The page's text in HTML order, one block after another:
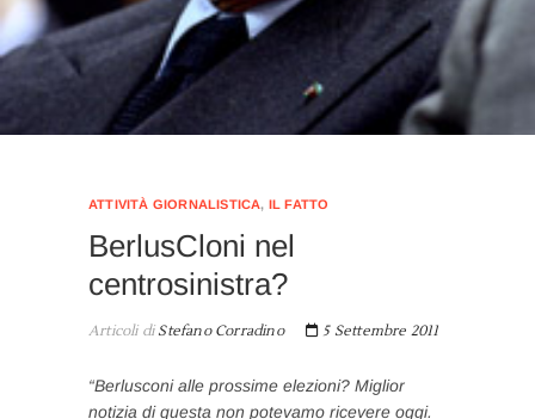
ATTIVITÀ GIORNALISTICA, IL FATTO
BerlusCloni nel
centrosinistra?
Articoli diStefano Corradino 5 Settembre 2011
“Berlusconi alle prossime elezioni? Miglior
notizia di questa non potevamo ricevere oggi.